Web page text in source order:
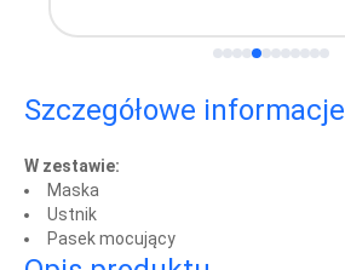
Szczegółowe informacje
W zestawie:
Maska
Ustnik
Pasek mocujący